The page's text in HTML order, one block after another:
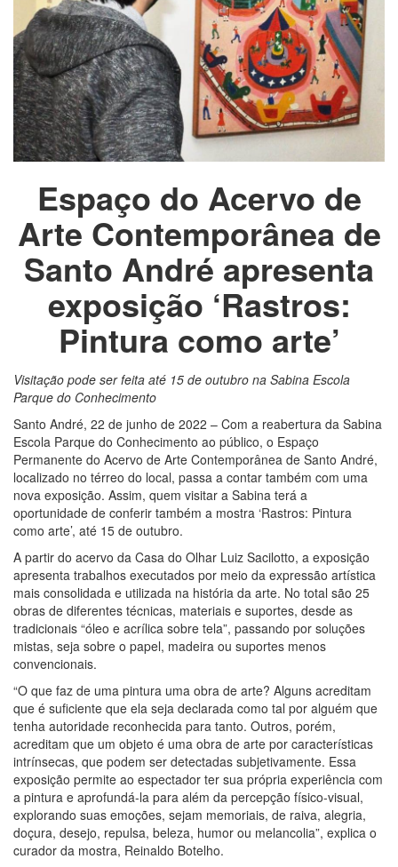
Espaço do Acervo de
Arte Contemporânea de
Santo André apresenta
exposição ‘Rastros:
Pintura como arte’
Visitação pode ser feita até 15 de outubro na Sabina Escola
Parque do Conhecimento
Santo André, 22 de junho de 2022 – Com a reabertura da Sabina
Escola Parque do Conhecimento ao público, o Espaço
Permanente do Acervo de Arte Contemporânea de Santo André,
localizado no térreo do local, passa a contar também com uma
nova exposição. Assim, quem visitar a Sabina terá a
oportunidade de conferir também a mostra ‘Rastros: Pintura
como arte’, até 15 de outubro.
A partir do acervo da Casa do Olhar Luiz Sacilotto, a exposição
apresenta trabalhos executados por meio da expressão artística
mais consolidada e utilizada na história da arte. No total são 25
obras de diferentes técnicas, materiais e suportes, desde as
tradicionais “óleo e acrílica sobre tela”, passando por soluções
mistas, seja sobre o papel, madeira ou suportes menos
convencionais.
“O que faz de uma pintura uma obra de arte? Alguns acreditam
que é suficiente que ela seja declarada como tal por alguém que
tenha autoridade reconhecida para tanto. Outros, porém,
acreditam que um objeto é uma obra de arte por características
intrínsecas, que podem ser detectadas subjetivamente. Essa
exposição permite ao espectador ter sua própria experiência com
a pintura e aprofundá-la para além da percepção físico-visual,
explorando suas emoções, sejam memoriais, de raiva, alegria,
doçura, desejo, repulsa, beleza, humor ou melancolia”, explica o
curador da mostra, Reinaldo Botelho.